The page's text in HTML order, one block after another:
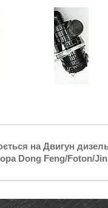
на Двигун
Dong Feng/Foton/